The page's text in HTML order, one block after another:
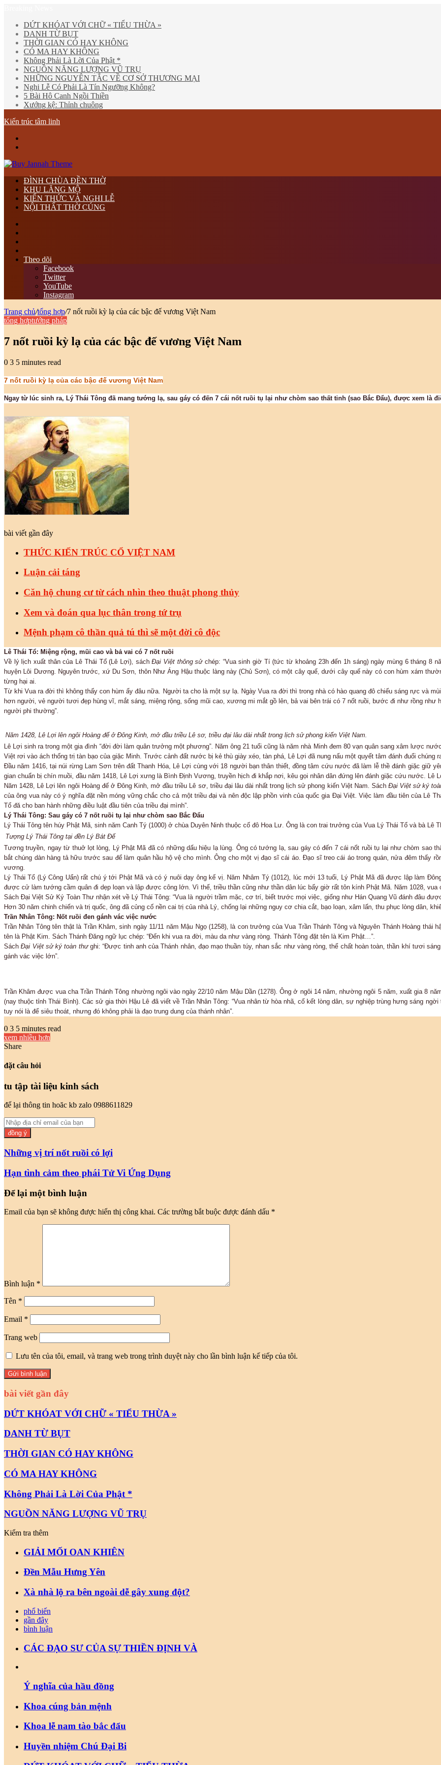
DỨT KHÓAT VỚI CHỮ « TIỂU THỪA »
DANH TỪ BỤT
THỜI GIAN CÓ HAY KHÔNG
CÓ MA HAY KHÔNG
Không Phải Là Lời Của Phật *
NGUỒN NĂNG LƯỢNG VŨ TRỤ
NHỮNG NGUYÊN TẮC VỀ CƠ SỞ THƯƠNG MẠI
Nghi Lễ Có Phải Là Tín Ngưỡng Không?
5 Bài Hô Canh Ngồi Thiền
Xướng kệ: Thỉnh chuông
Kiến trúc tâm linh
ĐÌNH CHÙA ĐỀN THỜ
KHU LĂNG MỘ
KIẾN THỨC VÀ NGHI LỄ
NỘI THẤT THỜ CÚNG
viết
ngẫu
nhiên
Theo dõi
Facebook
Twitter
YouTube
Instagram
Trang chủ/tổng hợp/7 nốt ruồi kỳ lạ của các bậc đế vương Việt Nam
tổng hợptướng pháp
7 nốt ruồi kỳ lạ của các bậc đế vương Việt Nam
0 3 5 minutes read
7 nốt ruồi kỳ lạ của các bậc đế vương Việt Nam
Ngay từ lúc sinh ra, Lý Thái Tông đã mang tướng lạ, sau gáy có đến 7 cái nốt ruồi tụ lại như chòm sao thất tinh (sao Bắc Đẩu), được xem là
bài viết gần đây
THỨC KIẾN TRÚC CỔ VIỆT NAM
Luận cải táng
Căn hộ chung cư từ cách nhìn theo thuật phong thủy
Xem và đoán qua lục thân trong tứ trụ
Mệnh phạm cô thần quả tú thì sẽ một đời cô độc
Lê Thái Tổ: Miệng rộng, mũi cao và bả vai có 7 nốt ruồi
Về lý lịch xuất thân của Lê Thái Tổ (Lê Lợi), sáchĐại Việt thông sửchép: “Vua sinh giờ Tí (tức từ khoảng 23h đến 1h sáng) ngày mùng 6 tháng 8
huyện Lôi Dương. Nguyên trước, xứ Du Sơn, thôn Như Áng Hậu thuộc làng này (Chủ Sơn), có một cây quế, dưới cây quế này có con hùm xám
từng hại ai.
Từ khi Vua ra đời thì không thấy con hùm ấy đâu nữa. Người ta cho là một sự lạ. Ngày Vua ra đời thì trong nhà có hào quang đô chiếu sáng rực và
hơn người, vẻ người tươi đẹp hùng vĩ, mắt sáng, miệng rộng, sống mũi cao, xương mi mắt gồ lên, bả vai bên trái có 7 nốt ruồi, bước đi như rồng như
người phi thường”.
Năm 1428, Lê Lợi lên ngôi Hoàng đế ở Đông Kinh, mở đầu triều Lê sơ, triều đại lâu dài nhất trong lịch sử phong kiến Việt Nam.
Lê Lợi sinh ra trong một gia đình “đời đời làm quân trưởng một phương”. Năm ông 21 tuổi cũng là năm nhà Minh đem 80 vạn quân sang xâm lược
Việt rơi vào ách thống trị tàn bạo của giặc Minh. Trước cảnh đất nước bị kẻ thù giày xéo, tàn phá, Lê Lợi đã nung nấu một quyết tâm đánh đuổi chúng
Đầu năm 1416, tại núi rừng Lam Sơn trên đất Thanh Hóa, Lê Lợi cùng với 18 người bạn thân thiết, đồng tâm cứu nước đã làm lễ thề đánh giặc giữ
gian chuẩn bị chín muồi, đầu năm 1418, Lê Lợi xưng là Bình Định Vương, truyền hịch đi khắp nơi, kêu gọi nhân dân đứng lên đánh giặc cứu nước. Lê
Năm 1428, Lê Lợi lên ngôi Hoàng đế ở Đông Kinh, mở đầu triều Lê sơ, triều đại lâu dài nhất trong lịch sử phong kiến Việt Nam. Sách Đại Việt sử ký
của ông vua này có ý nghĩa đặt nền móng vững chắc cho cả một triều đại và nên độc lập phồn vinh của quốc gia Đại Việt. Việc làm đầu tiên của Lê
Tổ đă cho ban hành những điều luật đầu tiên của triều đại mình”.
Lý Thái Tông: Sau gáy có 7 nốt ruồi tụ lại như chòm sao Bắc Đẩu
Lý Thái Tông tên húy Phật Mã, sinh năm Canh Tý (1000) ở chùa Duyên Ninh thuộc cố đô Hoa Lư. Ông là con trai trưởng của Vua Lý Thái Tổ và bà Lê
Tượng Lý Thái Tông tại đền Lý Bát Đế
Tương truyền, ngay từ thuở lọt lòng, Lý Phật Mã đã có những dấu hiệu lạ lùng. Ông có tướng lạ, sau gáy có đến 7 cái nốt ruồi tụ lại như chòm sao
bắt chúng dàn hàng tả hữu trước sau để làm quân hầu hộ vệ cho mình. Ông cho một vị đạo sĩ cái áo. Đạo sĩ treo cái áo trong quán, nửa đêm thấy
vương.
Lý Thái Tổ (Lý Công Uẩn) rất chú ý tới Phật Mã và có ý nuôi dạy ông kế vị. Năm Nhâm Tý (1012), lúc mới 13 tuổi, Lý Phật Mã đã được lập làm
được cử làm tướng cầm quân đi dẹp loạn và lập được công lớn. Vì thế, triều thần cũng như thần dân lúc bấy giờ rất tôn kính Phật Mã. Năm 1028, vua
Sách Đại Việt Sử Ký Toàn Thư nhận xét về Lý Thái Tông: “Vua là người trầm mặc, cơ trí, biết trước mọi việc, giống như Hán Quang Vũ đánh đâu
Hơn 30 năm chinh chiến và trị quốc, ông đã củng cố nền cai trị của nhà Lý, chống lại những nguy cơ chia cắt, bạo loạn, xâm lấn, thu phục lòng dân,
Trần Nhân Tông: Nốt ruồi đen gánh vác việc nước
Trần Nhân Tông tên thật là Trần Khâm, sinh ngày 11/11 năm Mậu Ngọ (1258), là con trưởng của Vua Trần Thánh Tông và Nguyên Thánh Hoàng
tên là Phật Kim. Sách Thánh Đăng ngữ lục chép: “Đến khi vua ra đời, màu da như vàng ròng. Thánh Tông đặt tên là Kim Phật…”.
SáchĐại Việt sử ký toàn thưghi: “Được tinh anh của Thánh nhân, đạo mạo thuần túy, nhan sắc như vàng ròng, thể chất hoàn toàn, thần khí tươi
gánh vác việc lớn”.
Trần Khâm được vua cha Trần Thánh Tông nhường ngôi vào ngày 22/10 năm Mậu Dần (1278). Ông ở ngôi 14 năm, nhường ngôi 5 năm, xuất gia 8
(nay thuộc tỉnh Thái Bình). Các sử gia thời Hậu Lê đã viết về Trần Nhân Tông: “Vua nhân từ hòa nhã, cố kết lòng dân, sự nghiệp trùng hưng sáng
tuy nói là để siêu thoát, nhưng đó không phải là đạo trung dung của thánh nhân”.
0 3 5 minutes read
xem nhiều hơn
Share
sẻ
email
đặt câu hỏi
tu tập tài liệu kinh sách
để lại thông tin hoăc kb zalo 0988611829
Nhập
địa
chỉ
email
của
Những vị trí nốt ruồi có lợi
Hạn tình cảm theo phái Tử Vi Ứng Dụng
Để lại một bình luận
Email của bạn sẽ không được hiển thị công khai. Các trường bắt buộc được đánh dấu *
Bình luận *
Tên *
Email *
Trang web
Lưu tên của tôi, email, và trang web trong trình duyệt này cho lần bình luận kế tiếp của tôi.
bài viết gần đây
DỨT KHÓAT VỚI CHỮ « TIỂU THỪA »
DANH TỪ BỤT
THỜI GIAN CÓ HAY KHÔNG
CÓ MA HAY KHÔNG
Không Phải Là Lời Của Phật *
NGUỒN NĂNG LƯỢNG VŨ TRỤ
Kiểm tra thêm
GIẢI MỐI OAN KHIÊN
Đền Mẫu Hưng Yên
Xà nhà lộ ra bên ngoài dễ gây xung đột?
phổ biến
gần đây
bình luận
CÁC ĐẠO SƯ CỦA SỰ THIỀN ĐỊNH VÀ
Ý nghĩa của hầu đồng
Khoa cúng bản mệnh
Khoa lễ nam tào bắc đẩu
Huyền nhiệm Chú Đại Bi